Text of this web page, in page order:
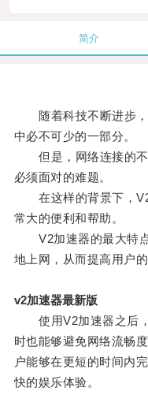
简介
随着科技不断进步，
中必不可少的一部分。
但是，网络连接的不
必须面对的难题。
在这样的背景下，V2
常大的便利和帮助。
V2加速器的最大特点
地上网，从而提高用户
v2加速器最新版
使用V2加速器之后，
时也能够避免网络流畅
户能够在更短的时间内
快的娱乐体验。